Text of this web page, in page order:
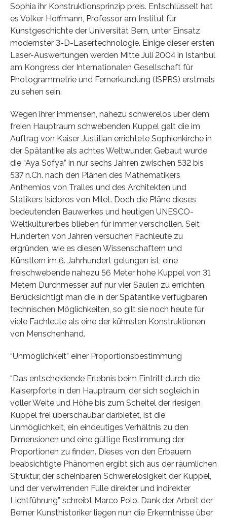
Sophia ihr Konstruktionsprinzip preis. Entschlüsselt hat
es Volker Hoffmann, Professor am Institut für
Kunstgeschichte der Universität Bern, unter Einsatz
modernster 3-D-Lasertechnologie. Einige dieser ersten
Laser-Auswertungen werden Mitte Juli 2004 in Istanbul
am Kongress der Internationalen Gesellschaft für
Photogrammetrie und Fernerkundung (ISPRS) erstmals
zu sehen sein.
Wegen ihrer immensen, nahezu schwerelos über dem
freien Hauptraum schwebenden Kuppel galt die im
Auftrag von Kaiser Justitian errichtete Sophienkirche in
der Spätantike als achtes Weltwunder. Gebaut wurde
die “Aya Sofya” in nur sechs Jahren zwischen 532 bis
537 n.Ch. nach den Plänen des Mathematikers
Anthemios von Tralles und des Architekten und
Statikers Isidoros von Milet. Doch die Pläne dieses
bedeutenden Bauwerkes und heutigen UNESCO-
Weltkulturerbes blieben für immer verschollen. Seit
Hunderten von Jahren versuchen Fachleute zu
ergründen, wie es diesen Wissenschaftern und
Künstlern im 6. Jahrhundert gelungen ist, eine
freischwebende nahezu 56 Meter hohe Kuppel von 31
Metern Durchmesser auf nur vier Säulen zu errichten.
Berücksichtigt man die in der Spätantike verfügbaren
technischen Möglichkeiten, so gilt sie noch heute für
viele Fachleute als eine der kühnsten Konstruktionen
von Menschenhand.
“Unmöglichkeit” einer Proportionsbestimmung
“Das entscheidende Erlebnis beim Eintritt durch die
Kaiserpforte in den Hauptraum, der sich sogleich in
voller Weite und Höhe bis zum Scheitel der riesigen
Kuppel frei überschaubar darbietet, ist die
Unmöglichkeit, ein eindeutiges Verhältnis zu den
Dimensionen und eine gültige Bestimmung der
Proportionen zu finden. Dieses von den Erbauern
beabsichtigte Phänomen ergibt sich aus der räumlichen
Struktur, der scheinbaren Schwerelosigkeit der Kuppel,
und der verwirrenden Fülle direkter und indirekter
Lichtführung” schreibt Marco Polo. Dank der Arbeit der
Berner Kunsthistoriker liegen nun die Erkenntnisse über